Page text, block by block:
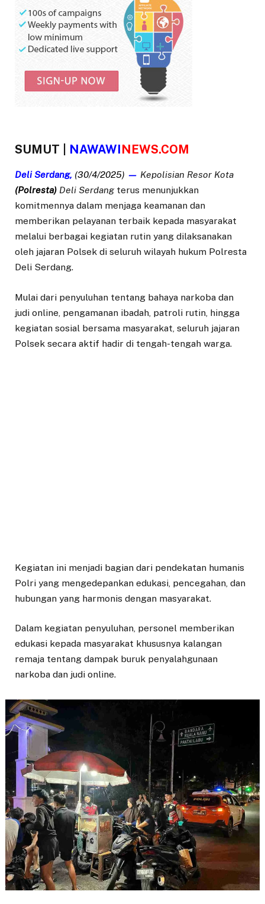
SUMUT | NAWAWINEWS.COM
Deli Serdang, (30/4/2025) — Kepolisian Resor Kota
(Polresta) Deli Serdangterus menunjukkan
komitmennya dalam menjaga keamanan dan
memberikan pelayanan terbaik kepada masyarakat
melalui berbagai kegiatan rutin yang dilaksanakan
oleh jajaran Polsek di seluruh wilayah hukum Polresta
Deli Serdang.
Mulai dari penyuluhan tentang bahaya narkoba dan
judi online, pengamanan ibadah, patroli rutin, hingga
kegiatan sosial bersama masyarakat, seluruh jajaran
Polsek secara aktif hadir di tengah-tengah warga.
Kegiatan ini menjadi bagian dari pendekatan humanis
Polri yang mengedepankan edukasi, pencegahan, dan
hubungan yang harmonis dengan masyarakat.
Dalam kegiatan penyuluhan, personel memberikan
edukasi kepada masyarakat khususnya kalangan
remaja tentang dampak buruk penyalahgunaan
narkoba dan judi online.